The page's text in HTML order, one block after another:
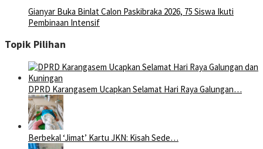
Gianyar Buka Binlat Calon Paskibraka 2026, 75 Siswa Ikuti
Pembinaan Intensif
Topik Pilihan
DPRD Karangasem Ucapkan Selamat Hari Raya Galungan…
Berbekal ‘Jimat’ Kartu JKN: Kisah Sede…